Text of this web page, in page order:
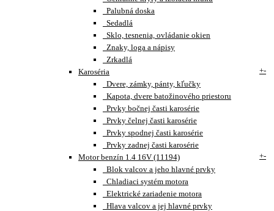
Palubná doska
Sedadlá
Sklo, tesnenia, ovládanie okien
Znaky, loga a nápisy
Zrkadlá
Karoséria
+-
Dvere, zámky, pánty, kľučky
Kapota, dvere batožinového priestoru
Prvky bočnej časti karosérie
Prvky čelnej časti karosérie
Prvky spodnej časti karosérie
Prvky zadnej časti karosérie
Motor benzín 1.4 16V (11194)
+-
Blok valcov a jeho hlavné prvky
Chladiaci systém motora
Elektrické zariadenie motora
Hlava valcov a jej hlavné prvky